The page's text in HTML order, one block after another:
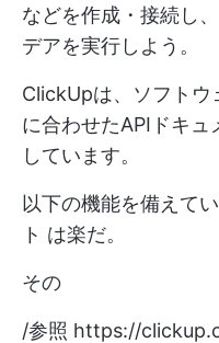
などを作成・接続し
デアを実行しよう。
ClickUpは、ソフトウ
に合わせたAPIドキ
しています。
以下の機能を備えて
ト は楽だ。
その
/参照 https://